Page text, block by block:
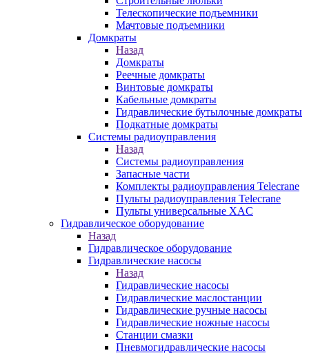
Телескопические подъемники
Мачтовые подъемники
Домкраты
Назад
Домкраты
Реечные домкраты
Винтовые домкраты
Кабельные домкраты
Гидравлические бутылочные домкраты
Подкатные домкраты
Системы радиоуправления
Назад
Системы радиоуправления
Запасные части
Комплекты радиоуправления Telecrane
Пульты радиоуправления Telecrane
Пульты универсальные XAC
Гидравлическое оборудование
Назад
Гидравлическое оборудование
Гидравлические насосы
Назад
Гидравлические насосы
Гидравлические маслостанции
Гидравлические ручные насосы
Гидравлические ножные насосы
Станции смазки
Пневмогидравлические насосы